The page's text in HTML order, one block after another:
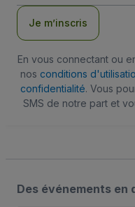
Je m’inscris
En vous connectant ou
nos conditions
confidentialité. Vous
SMS de notre part et
Des événements en